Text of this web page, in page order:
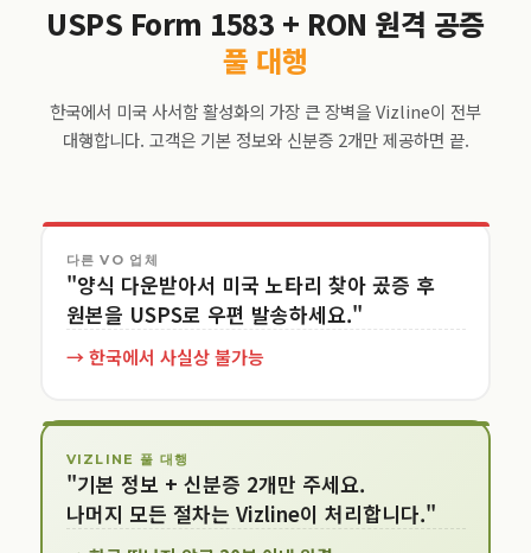
USPS Form 1583 + RON 원격 공증
풀 대행
한국에서 미국 사서함 활성화의 가장 큰 장벽을 Vizline이 전부
대행합니다. 고객은 기본 정보와 신분증 2개만 제공하면 끝.
다른 VO 업체
"양식 다운받아서 미국 노타리 찾아 곴증 후
원본을 USPS로 우편 발송하세요."
→ 한국에서 사실상 불가능
VIZLINE 풀 대행
"기본 정보 + 신분증 2개만 주세요.
나머지 모든 절차는 Vizline이 처리합니다."